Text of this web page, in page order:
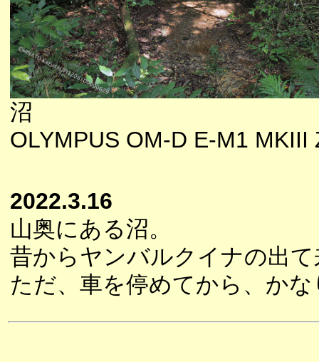
沼
OLYMPUS OM-D E-M1
2022.3.16
山奥にある沼。
昔からヤンバルクイナの出
ただ、車を停めてから、か